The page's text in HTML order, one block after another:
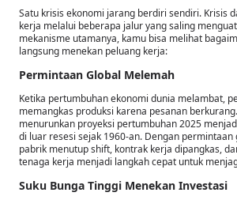
Satu krisis ekonomi jarang berdiri sendiri. Krisis
kerja melalui beberapa jalur yang saling
mekanisme utamanya, kamu bisa melihat
langsung menekan peluang kerja:
Permintaan Global Melemah
Ketika pertumbuhan ekonomi dunia melambat,
memangkas produksi karena pesanan
menurunkan proyeksi pertumbuhan 2025
di luar resesi sejak 1960-an. Dengan permintaan
pabrik menutup shift, kontrak kerja dipangkas,
tenaga kerja menjadi langkah cepat untuk
Suku Bunga Tinggi Menekan Investasi